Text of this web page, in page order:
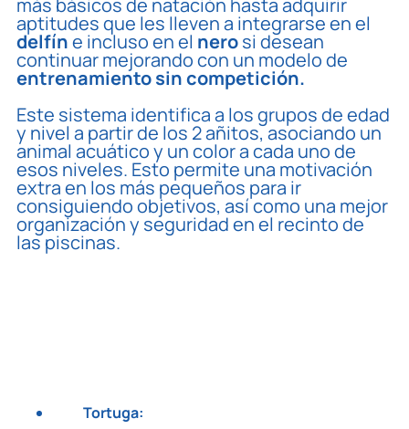
aptitudes que les lleven a integrarse en el
delfíne incluso en el nerosi desean
continuar mejorando con un modelo de
entrenamiento sin competición.
Este sistema identifica a los grupos de edad
y nivel a partir de los 2 añitos, asociando un
animal acuático y un color a cada uno de
esos niveles. Esto permite una motivación
extra en los más pequeños para ir
consiguiendo objetivos, así como una mejor
organización y seguridad en el recinto de
las piscinas.
Tortuga: